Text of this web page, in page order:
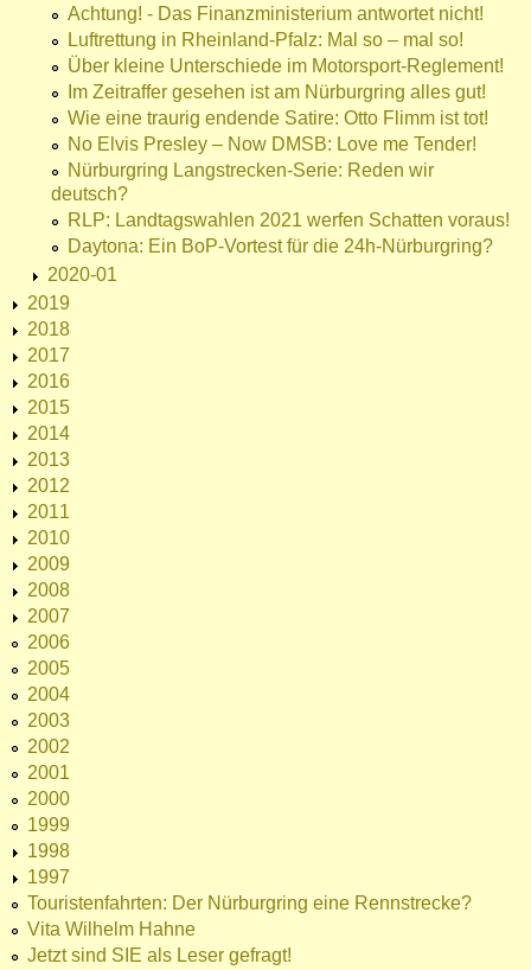
Achtung! - Das Finanzministerium antwortet nicht!
Luftrettung in Rheinland-Pfalz: Mal so – mal so!
Über kleine Unterschiede im Motorsport-Reglement!
Im Zeitraffer gesehen ist am Nürburgring alles gut!
Wie eine traurig endende Satire: Otto Flimm ist tot!
No Elvis Presley – Now DMSB: Love me Tender!
Nürburgring Langstrecken-Serie: Reden wir
deutsch?
RLP: Landtagswahlen 2021 werfen Schatten voraus!
Daytona: Ein BoP-Vortest für die 24h-Nürburgring?
2020-01
2019
2018
2017
2016
2015
2014
2013
2012
2011
2010
2009
2008
2007
2006
2005
2004
2003
2002
2001
2000
1999
1998
1997
Touristenfahrten: Der Nürburgring eine Rennstrecke?
Vita Wilhelm Hahne
Jetzt sind SIE als Leser gefragt!